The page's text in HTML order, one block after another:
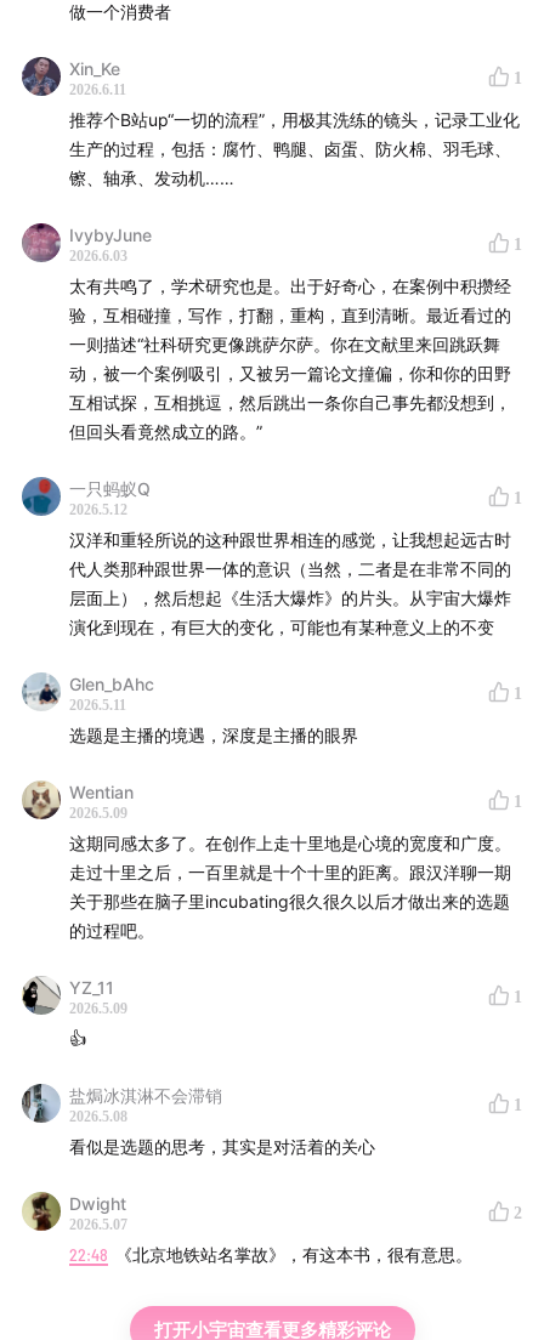
做一个消费者
Xin_Ke
2026.6.11
1
推荐个B站up“一切的流程”，用极其洗练的镜头，记录工业化
生产的过程，包括：腐竹、鸭腿、卤蛋、防火棉、羽毛球、
镲、轴承、发动机……
IvybyJune
2026.6.03
1
太有共鸣了，学术研究也是。出于好奇心，在案例中积攒经
验，互相碰撞，写作，打翻，重构，直到清晰。最近看过的
一则描述“社科研究更像跳萨尔萨。你在文献里来回跳跃舞
动，被一个案例吸引，又被另一篇论文撞偏，你和你的田野
互相试探，互相挑逗，然后跳出一条你自己事先都没想到，
但回头看竟然成立的路。”
一只蚂蚁Q
2026.5.12
1
汉洋和重轻所说的这种跟世界相连的感觉，让我想起远古时
代人类那种跟世界一体的意识（当然，二者是在非常不同的
层面上），然后想起《生活大爆炸》的片头。从宇宙大爆炸
演化到现在，有巨大的变化，可能也有某种意义上的不变
Glen_bAhc
2026.5.11
1
选题是主播的境遇，深度是主播的眼界
Wentian
2026.5.09
1
这期同感太多了。在创作上走十里地是心境的宽度和广度。
走过十里之后，一百里就是十个十里的距离。跟汉洋聊一期
关于那些在脑子里incubating很久很久以后才做出来的选题
的过程吧。
YZ_11
2026.5.09
1
👍
盐焗冰淇淋不会滞销
2026.5.08
1
看似是选题的思考，其实是对活着的关心
Dwight
2026.5.07
2
22:48 《北京地铁站名掌故》，有这本书，很有意思。
打开小宇宙查看更多精彩评论